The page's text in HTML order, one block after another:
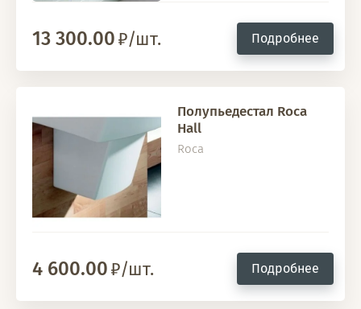
13 300.00 /шт. Подробнее
Полупьедестал Roca
Hall
Roca
4 600.00 /шт. Подробнее